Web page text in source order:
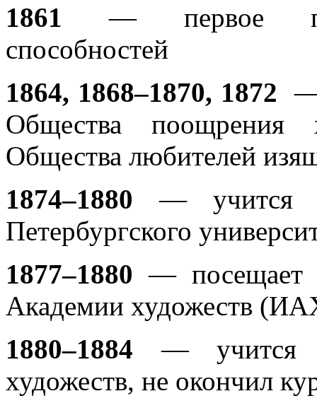
1861 — первое
способностей
1864, 1868–1870, 1872 —
Общества поощрения
Общества любителей
1874–1880 — учится
Петербургского
1877–1880— посещает
Академии художеств
1880–1884 — учится в
художеств, не окончил